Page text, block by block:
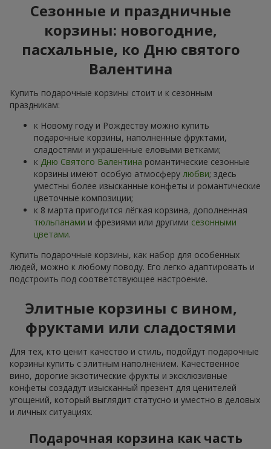
Сезонные и праздничные
корзины: новогодние,
пасхальные, ко Дню святого
Валентина
Купить подарочные корзины стоит и к сезонным
праздникам:
к Новому году и Рождеству можно купить
подарочные корзины, наполненные фруктами,
сладостями и украшенные еловыми ветками;
к Дню Святого Валентина романтические сезонные
корзины имеют особую атмосферу любви; здесь
уместны более изысканные конфеты и романтические
цветочные композиции;
к 8 марта пригодится лёгкая корзина, дополненная
тюльпанами и фрезиями или другими сезонными
цветами.
Купить подарочные корзины, как набор для особенных
людей, можно к любому поводу. Его легко адаптировать и
подстроить под соответствующее настроение.
Элитные корзины с вином,
фруктами или сладостями
Для тех, кто ценит качество и стиль, подойдут подарочные
корзины купить с элитным наполнением. Качественное
вино, дорогие экзотические фрукты и эксклюзивные
конфеты создадут изысканный презент для ценителей
угощений, который выглядит статусно и уместно в деловых
и личных ситуациях.
Подарочная корзина как часть